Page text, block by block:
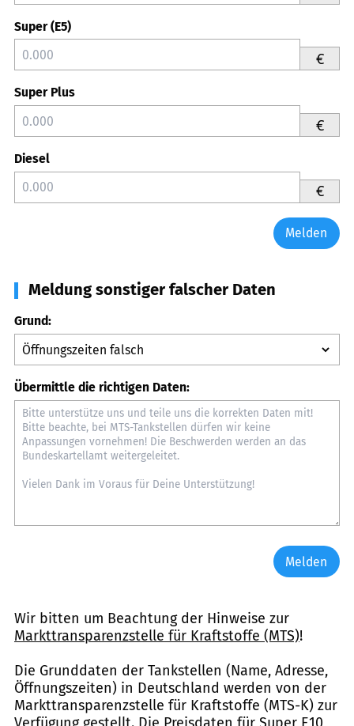
Super (E5)
€
Super Plus
€
Diesel
€
Melden
Meldung sonstiger falscher Daten
Grund:
Übermittle die richtigen Daten:
Melden
Wir bitten um Beachtung der Hinweise zur
Markttransparenzstelle für Kraftstoffe (MTS)!
Die Grunddaten der Tankstellen (Name, Adresse,
Öffnungszeiten) in Deutschland werden von der
Markttransparenzstelle für Kraftstoffe (MTS-K) zur